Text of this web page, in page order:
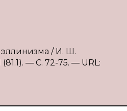
/ И. Ш.
— С. 72-75. — URL: